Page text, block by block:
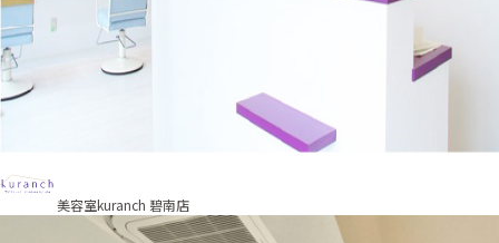
美容室kuranch 碧南店